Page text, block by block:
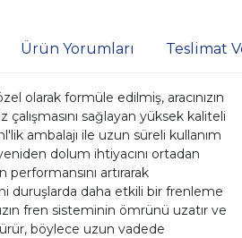
Ürün Yorumları Teslimat
olarak formüle edilmiş, aracınızın
sağlayan yüksek kaliteli
ambalajı ile uzun süreli kullanım
dolum ihtiyacını ortadan
performansını artırarak
duruşlarda daha etkili bir frenleme
fren sisteminin ömrünü uzatır ve
böylece uzun vadede